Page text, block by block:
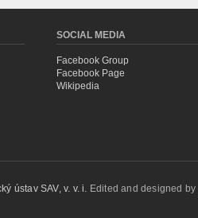
SOCIAL MEDIA
Facebook Group
Facebook Page
Wikipedia
ústav SAV, v. v. i. Edited and designed by